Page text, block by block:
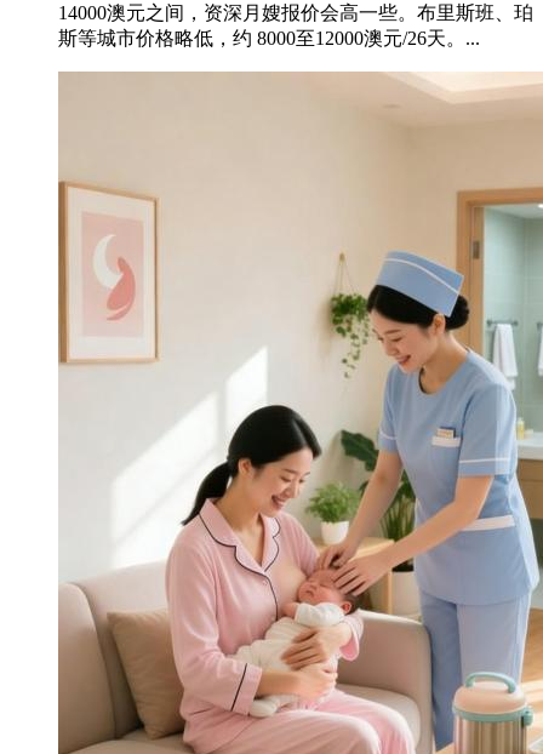
14000澳元之间，资深月嫂报价会高一些。布里斯班、珀
斯等城市价格略低，约 8000至12000澳元/26天。...